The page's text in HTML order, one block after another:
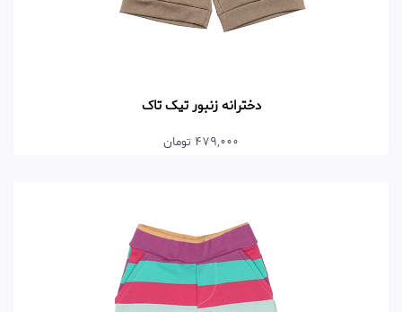
دخترانه زنبور تیک تاک
479,000 تومان